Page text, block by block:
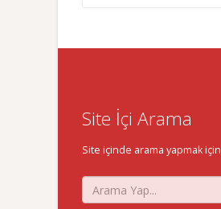
Site İçi Arama
Site içinde arama yapmak